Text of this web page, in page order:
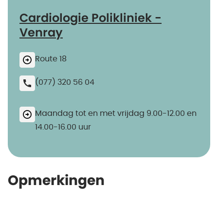
Cardiologie Polikliniek -
Venray
Route 18
(077) 320 56 04
Maandag tot en met vrijdag 9.00-12.00 en
14.00-16.00 uur
Opmerkingen